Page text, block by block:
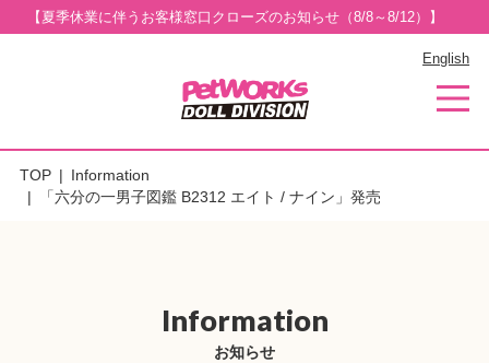
【夏季休業に伴うお客様窓口クローズのお知らせ（8/8～8/12）】
English
TOP
Information
「六分の一男子図鑑 B2312 エイト / ナイン」発売
Information
お知らせ